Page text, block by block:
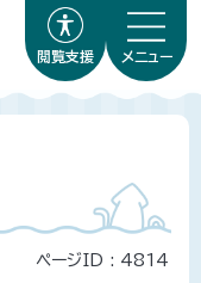
閲覧支援 メニュー
ページID : 4814